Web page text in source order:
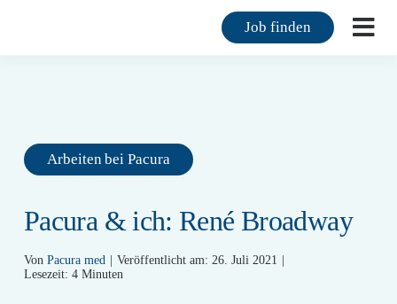
Job finden
Arbeiten bei Pacura
Pacura & ich: René Broadway
Von Pacura med Veröffentlicht am: 26. Juli 2021
Lesezeit: 4 Minuten